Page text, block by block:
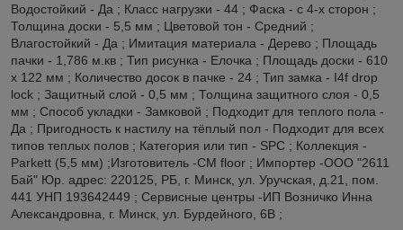
Водостойкий - Да ; Класс нагрузки - 44 ; Фаска - с 4-х сторон ;
Толщина доски - 5,5 мм ; Цветовой тон - Средний ;
Влагостойкий - Да ; Имитация материала - Дерево ; Площадь
пачки - 1,786 м.кв ; Тип рисунка - Елочка ; Площадь доски - 610
x 122 мм ; Количество досок в пачке - 24 ; Тип замка - I4f drop
lock ; Защитный слой - 0,5 мм ; Толщина защитного слоя - 0,5
мм ; Способ укладки - Замковой ; Подходит для теплого пола -
Да ; Пригодность к настилу на тёплый пол - Подходит для всех
типов теплых полов ; Категория или тип - SPC ; Коллекция -
Parkett (5,5 мм) ;Изготовитель -CM floor ; Импортер -ООО "2611
Бай" Юр. адрес: 220125, РБ, г. Минск, ул. Уручская, д.21, пом.
441 УНП 193642449 ; Сервисные центры -ИП Возничко Инна
Александровна, г. Минск, ул. Бурдейного, 6В ;